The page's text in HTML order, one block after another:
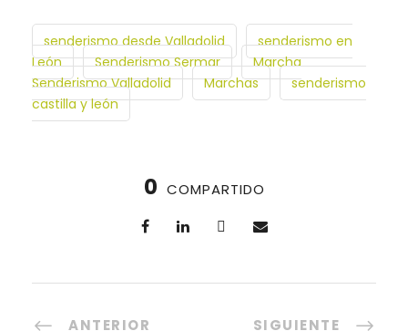
senderismo desde Valladolid
senderismo en
León
Senderismo Sermar
Marcha
Senderismo Valladolid
Marchas
senderismo
castilla y león
0 COMPARTIDO
ANTERIOR SIGUIENTE